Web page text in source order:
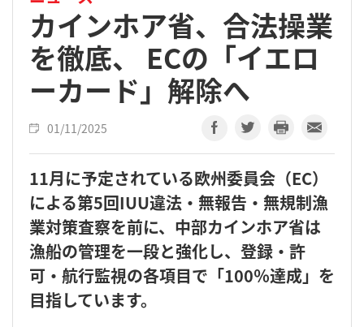
カインホア省、合法操業
を徹底、 ECの「イエロ
ーカード」解除へ
01/11/2025
11月に予定されている欧州委員会（EC）
による第5回IUU違法・無報告・無規制漁
業対策査察を前に、中部カインホア省は
漁船の管理を一段と強化し、登録・許
可・航行監視の各項目で「100％達成」を
目指しています。